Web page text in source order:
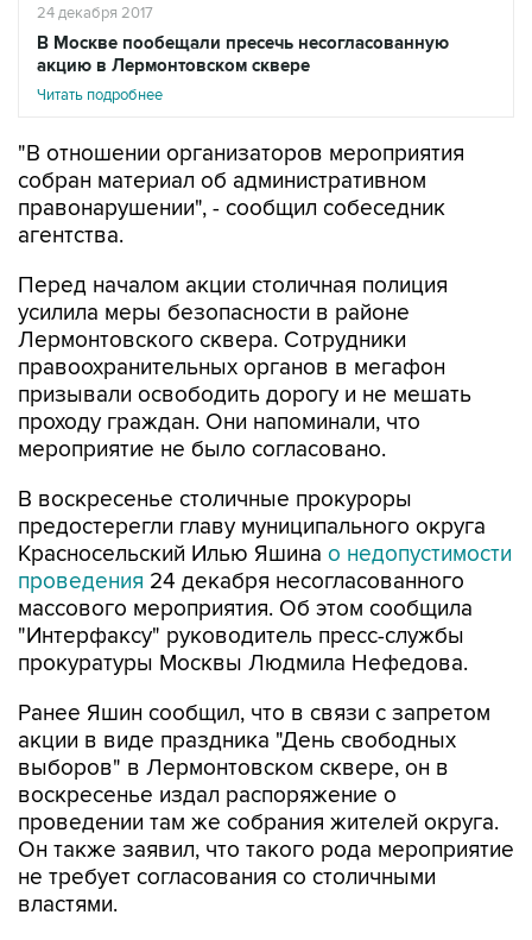
24 декабря 2017
В Москве пообещали пресечь несогласованную
акцию в Лермонтовском сквере
Читать подробнее
"В отношении организаторов мероприятия
собран материал об административном
правонарушении", - сообщил собеседник
агентства.
Перед началом акции столичная полиция
усилила меры безопасности в районе
Лермонтовского сквера. Сотрудники
правоохранительных органов в мегафон
призывали освободить дорогу и не мешать
проходу граждан. Они напоминали, что
мероприятие не было согласовано.
В воскресенье столичные прокуроры
предостерегли главу муниципального округа
Красносельский Илью Яшина о недопустимости
проведения 24 декабря несогласованного
массового мероприятия. Об этом сообщила
"Интерфаксу" руководитель пресс-службы
прокуратуры Москвы Людмила Нефедова.
Ранее Яшин сообщил, что в связи с запретом
акции в виде праздника "День свободных
выборов" в Лермонтовском сквере, он в
воскресенье издал распоряжение о
проведении там же собрания жителей округа.
Он также заявил, что такого рода мероприятие
не требует согласования со столичными
властями.